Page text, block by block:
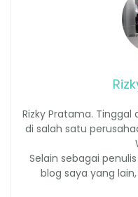
Rizky Pratama. Tinggal
di salah satu
Selain sebagai
blog saya yang